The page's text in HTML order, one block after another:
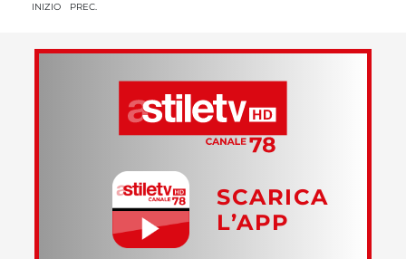
INIZIO PREC.
SCARICA
L’APP